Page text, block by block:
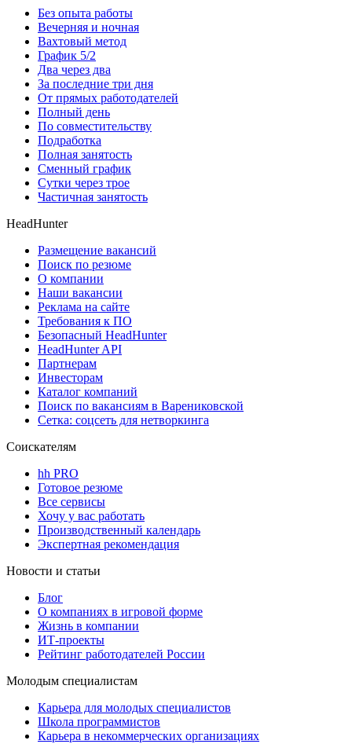
Без опыта работы
Вечерняя и ночная
Вахтовый метод
График 5/2
Два через два
За последние три дня
От прямых работодателей
Полный день
По совместительству
Подработка
Полная занятость
Сменный график
Сутки через трое
Частичная занятость
HeadHunter
Размещение вакансий
Поиск по резюме
О компании
Наши вакансии
Реклама на сайте
Требования к ПО
Безопасный HeadHunter
HeadHunter API
Партнерам
Инвесторам
Каталог компаний
Поиск по вакансиям в Варениковской
Сетка: соцсеть для нетворкинга
Соискателям
hh PRO
Готовое резюме
Все сервисы
Хочу у вас работать
Производственный календарь
Экспертная рекомендация
Новости и статьи
Блог
О компаниях в игровой форме
Жизнь в компании
ИТ-проекты
Рейтинг работодателей России
Молодым специалистам
Карьера для молодых специалистов
Школа программистов
Карьера в некоммерческих организациях